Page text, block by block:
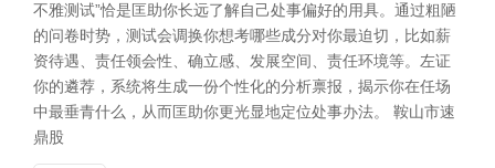
不雅测试”恰是匡助你长远了解自己处事偏好的用具。通过粗陋
的问卷时势，测试会调换你想考哪些成分对你最迫切，比如薪
资待遇、责任领会性、确立感、发展空间、责任环境等。左证
你的遴荐，系统将生成一份个性化的分析禀报，揭示你在任场
中最垂青什么，从而匡助你更光显地定位处事办法。 鞍山市速
鼎股